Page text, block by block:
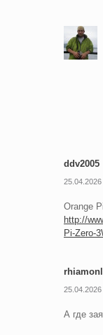
ddv2005
Orange
http://
Pi-Zero-
А где